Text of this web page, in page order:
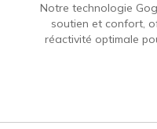
Notre technologie
soutien et confort,
réactivité optimale